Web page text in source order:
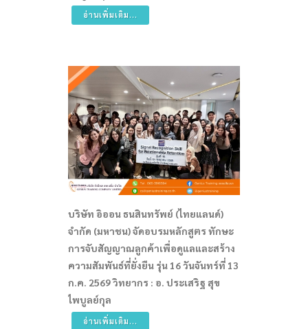
อ่านเพิ่มเติม...
บริษัท อิออน ธนสินทรัพย์ (ไทยแลนด์)
จำกัด (มหาชน) จัดอบรมหลักสูตร ทักษะ
การจับสัญญาณลูกค้าเพื่อดูแลและสร้าง
ความสัมพันธ์ที่ยั่งยืน รุ่น 16 วันจันทร์ที่ 13
ก.ค. 2569 วิทยากร : อ. ประเสริฐ สุข
ไพบูลย์กุล
อ่านเพิ่มเติม...